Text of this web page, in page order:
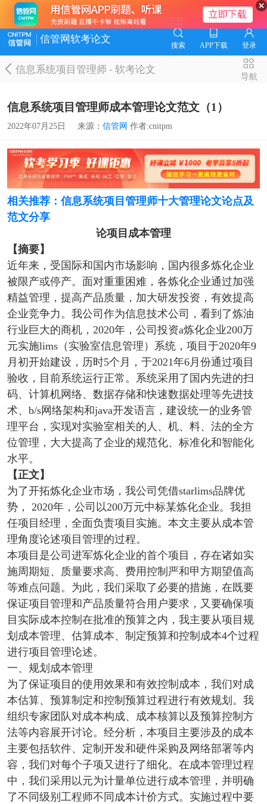
信管网软考论文
搜索 APP下载 登录
信息系统项目管理师-软考论文
导航
信息系统项目管理师成本管理论文范文（1）
2022年07月25日 来源： 信管网 作者:cnitpm
相关推荐：信息系统项目管理师十大管理论文论点及
范文分享
论项目成本管理
【摘要】
近年来，受国际和国内市场影响，国内很多炼化企业
被限产或停产。面对重重困难，各炼化企业通过加强
精益管理，提高产品质量，加大研发投资，有效提高
企业竞争力。我公司作为信息技术公司，看到了炼油
行业巨大的商机，2020年，公司投资a炼化企业200万
元实施lims（实验室信息管理）系统，项目于2020年9
月初开始建设，历时5个月，于2021年6月份通过项目
验收，目前系统运行正常。系统采用了国内先进的扫
码、计算机网络、数据存储和快速数据处理等先进技
术、b/s网络架构和java开发语言，建设统一的业务管
理平台，实现对实验室相关的人、机、料、法的全方
位管理，大大提高了企业的规范化、标准化和智能化
水平。
【正文】
为了开拓炼化企业市场，我公司凭借starlims品牌优
势， 2020年，公司以200万元中标某炼化企业。我担
任项目经理，全面负责项目实施。本文主要从成本管
理角度论述项目管理的过程。
本项目是公司进军炼化企业的首个项目，存在诸如实
施周期短、质量要求高、费用控制严和甲方期望值高
等难点问题。为此，我们采取了必要的措施，在既要
保证项目管理和产品质量符合用户要求，又要确保项
目实际成本控制在批准的预算之内，我主要从项目规
划成本管理、估算成本、制定预算和控制成本4个过程
进行项目管理论述。
一、规划成本管理
为了保证项目的使用效果和有效控制成本，我们对成
本估算、预算制定和控制预算过程进行有效规划。我
组织专家团队对成本构成、成本核算以及预算控制方
法等内容展开讨论。经分析，本项目主要涉及的成本
主要包括软件、定制开发和硬件采购及网络部署等内
容，我们对每个子项又进行了细化。在成本管理过程
中，我们采用以元为计量单位进行成本管理，并明确
了不同级别工程师不同成本计价方式。实施过程中要